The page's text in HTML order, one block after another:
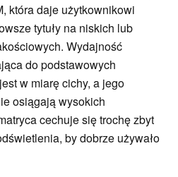
która daje użytkownikowi
tytuły na niskich lub
Wydajność
do podstawowych
w miarę cichy, a jego
osiągają wysokich
cechuje się trochę zbyt
by dobrze używało